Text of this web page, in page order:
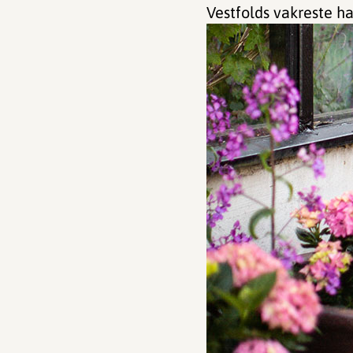
Vestfolds vakreste